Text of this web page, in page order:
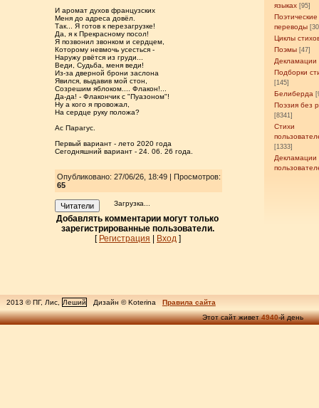
языках [95]
Поэтические
переводы
Циклы
Поэмы [47]
Декламации
Подборки
[145]
Белиберда
Поэзия без
[8341]
Стихи
[1333]
Декламации
И аромат духов французских
Меня до адреса довёл.
Так... Я готов к перезагрузке!
Да, я к Прекрасному посол!
Я позвонил звонком и сердцем,
Которому невмочь усесться -
Наружу рвётся из груди...
Веди, Судьба, меня веди!
Из-за дверной брони заслона
Явился, выдавив мой стон,
Созрешим яблоком.... Флакон!...
Да-да! - Флакончик с "Пуазоном"!
Ну а кого я провожал,
На сердце руку положа?
Ас Парагус.
Первый вариант - лето 2020 года
Сегодняшний вариант - 24. 06. 26 года.
Опубликовано: 27/06/26, 18:49 | Просмотров:
65
Читатели Загрузка...
Добавлять комментарии могут только
зарегистрированные пользователи.
[ Регистрация Вход]
2013 © ПГ, Лис, Леший Дизайн © Koterina
Правила сайта
Этот сайт живет4940-й день